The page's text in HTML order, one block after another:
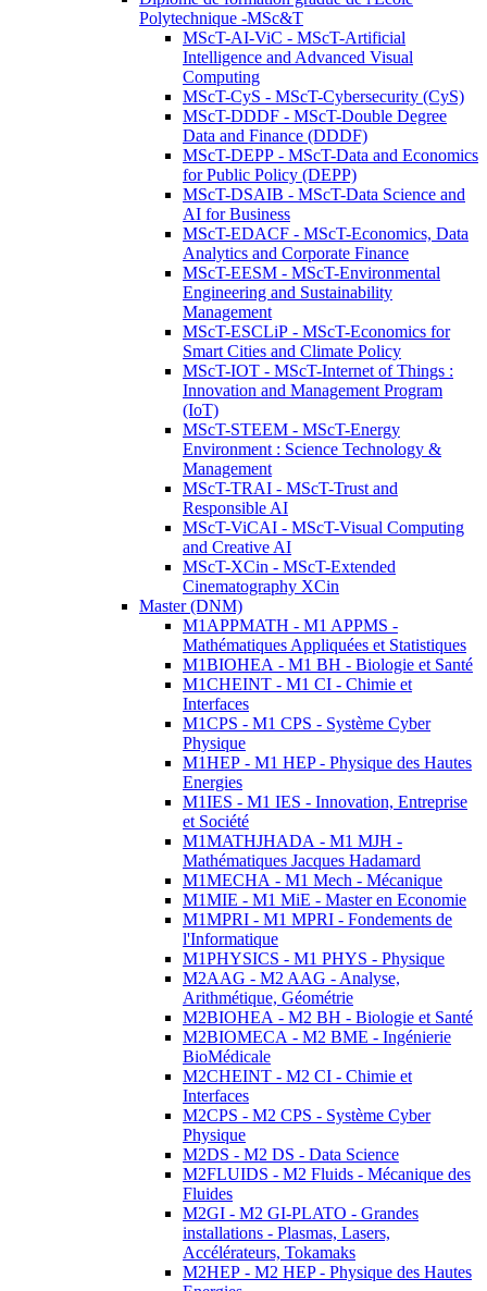
Polytechnique -MSc&T
MScT-AI-ViC - MScT-Artificial
Intelligence and Advanced Visual
Computing
MScT-CyS - MScT-Cybersecurity (CyS)
MScT-DDDF - MScT-Double Degree
Data and Finance (DDDF)
MScT-DEPP - MScT-Data and Economics
for Public Policy (DEPP)
MScT-DSAIB - MScT-Data Science and
AI for Business
MScT-EDACF - MScT-Economics, Data
Analytics and Corporate Finance
MScT-EESM - MScT-Environmental
Engineering and Sustainability
Management
MScT-ESCLiP - MScT-Economics for
Smart Cities and Climate Policy
MScT-IOT - MScT-Internet of Things :
Innovation and Management Program
(IoT)
MScT-STEEM - MScT-Energy
Environment : Science Technology &
Management
MScT-TRAI - MScT-Trust and
Responsible AI
MScT-ViCAI - MScT-Visual Computing
and Creative AI
MScT-XCin - MScT-Extended
Cinematography XCin
Master (DNM)
M1APPMATH - M1 APPMS -
Mathématiques Appliquées et Statistiques
M1BIOHEA - M1 BH - Biologie et Santé
M1CHEINT - M1 CI - Chimie et
Interfaces
M1CPS - M1 CPS - Système Cyber
Physique
M1HEP - M1 HEP - Physique des Hautes
Energies
M1IES - M1 IES - Innovation, Entreprise
et Société
M1MATHJHADA - M1 MJH -
Mathématiques Jacques Hadamard
M1MECHA - M1 Mech - Mécanique
M1MIE - M1 MiE - Master en Economie
M1MPRI - M1 MPRI - Fondements de
l'Informatique
M1PHYSICS - M1 PHYS - Physique
M2AAG - M2 AAG - Analyse,
Arithmétique, Géométrie
M2BIOHEA - M2 BH - Biologie et Santé
M2BIOMECA - M2 BME - Ingénierie
BioMédicale
M2CHEINT - M2 CI - Chimie et
Interfaces
M2CPS - M2 CPS - Système Cyber
Physique
M2DS - M2 DS - Data Science
M2FLUIDS - M2 Fluids - Mécanique des
Fluides
M2GI - M2 GI-PLATO - Grandes
installations - Plasmas, Lasers,
Accélérateurs, Tokamaks
M2HEP - M2 HEP - Physique des Hautes